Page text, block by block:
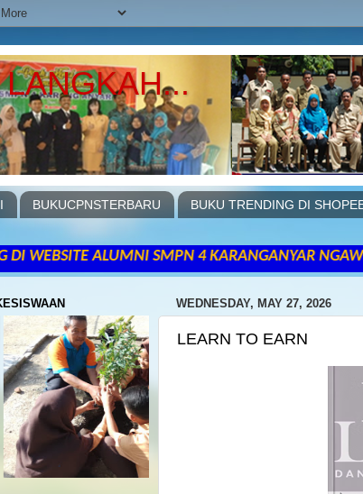
BUKUCPNSTERBARU BUKU TRENDING DI
ALUMNI SMPN 4 KARANGANYAR
WEDNESDAY, MAY 27, 2026
LEARN TO EARN